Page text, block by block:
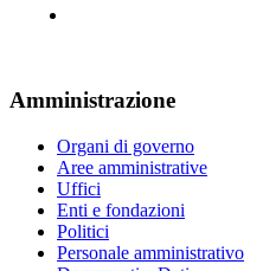
Amministrazione
Organi di governo
Aree amministrative
Uffici
Enti e fondazioni
Politici
Personale amministrativo